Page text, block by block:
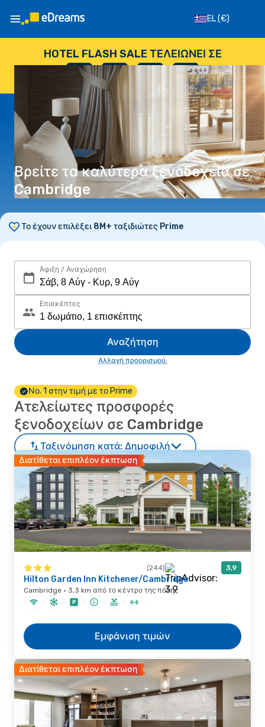
EL(€)
HOTEL FLASH SALE ΤΕΛΕΙΏΝΕΙ ΣΕ
--
ΗΜΈΡΕΣ
: --
ΏΡΕΣ
: --
ΔΕΥΤΕΡΌΛΕΠΤΑ
Βρείτε τα καλύτερα ξενοδοχεία σε
Cambridge
Το έχουν επιλέξει 8M+ ταξιδιώτες Prime
Άφιξη / Αναχώρηση
Επισκέπτες
Αναζήτηση
Αλλαγή προορισμού;
Νο. 1 στην τιμή με το Prime
Ατελείωτες προσφορές
ξενοδοχείων σε Cambridge
Ταξινόμηση κατά: Δημοφιλή
Διατίθεται επιπλέον έκπτωση
(244) 3,9
Hilton Garden Inn Kitchener/Cambridge
Cambridge · 3,3 km από το κέντρο της πόλης
Εμφάνιση τιμών
Διατίθεται επιπλέον έκπτωση